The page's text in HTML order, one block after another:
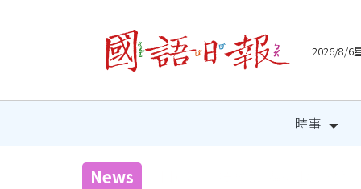
2026/8/6
時事
News